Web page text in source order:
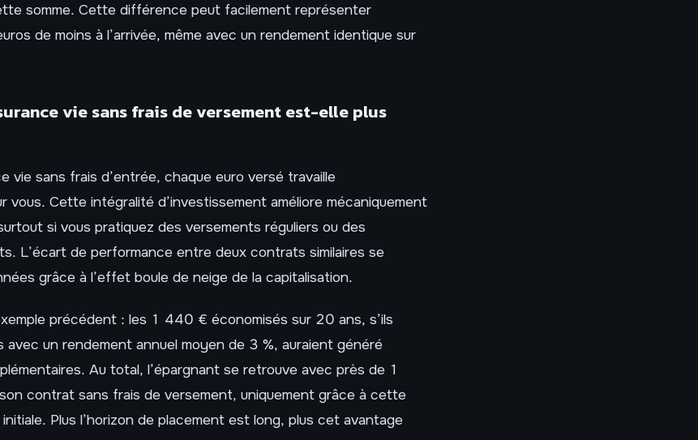
somme. Cette différence peut facilement représenter
de moins à l’arrivée, même avec un rendement identique sur
vie sans frais de versement est-elle plus
vie sans frais d’entrée, chaque euro versé travaille
vous. Cette intégralité d’investissement améliore mécaniquement
si vous pratiquez des versements réguliers ou des
L’écart de performance entre deux contrats similaires se
grâce à l’effet boule de neige de la capitalisation.
précédent : les 1 440 € économisés sur 20 ans, s’ils
avec un rendement annuel moyen de 3 %, auraient généré
Au total, l’épargnant se retrouve avec près de 1
contrat sans frais de versement, uniquement grâce à cette
Plus l’horizon de placement est long, plus cet avantage